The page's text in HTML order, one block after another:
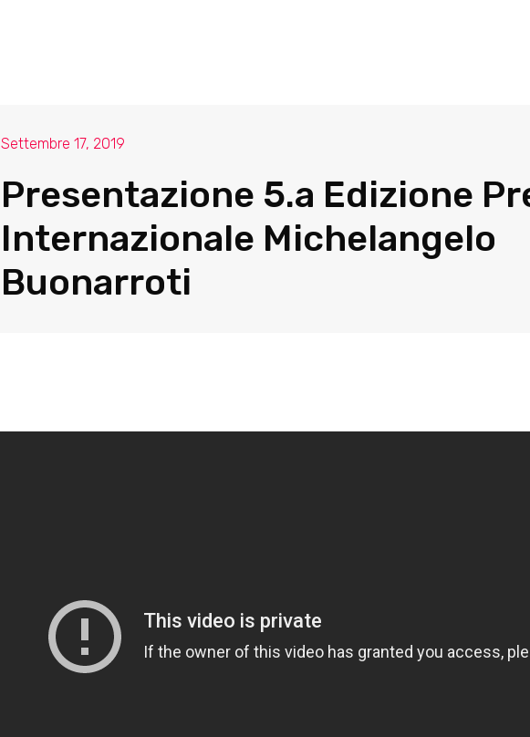
Settembre 17, 2019
Presentazione 5.a Edizione
Internazionale Michelangelo
Buonarroti